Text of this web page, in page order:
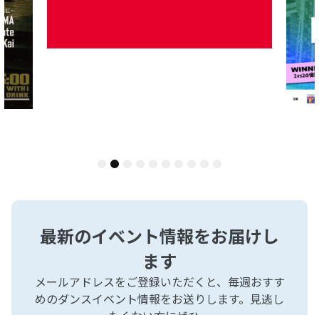
5
最新のイベント情報をお届けし
ます
メールアドレスをご登録いただくと、毎週おすす
めのダンスイベント情報をお送りします。見逃し